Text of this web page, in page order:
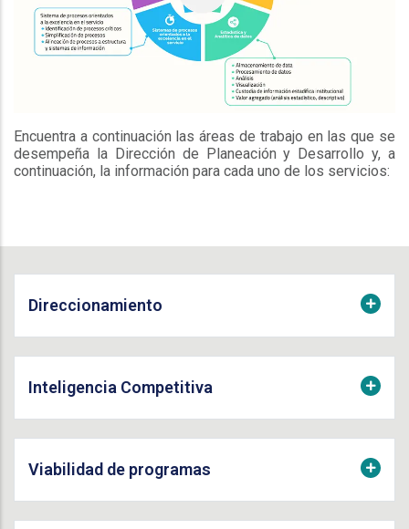
Encuentra a continuación las áreas de trabajo en las que se
desempeña la Dirección de Planeación y Desarrollo y, a
continuación, la información para cada uno de los servicios:
Direccionamiento
Inteligencia Competitiva
Viabilidad de programas